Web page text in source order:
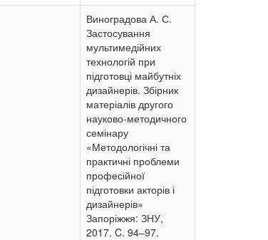
Виноградова А. С.
Застосування
мультимедійних
технологій при
підготовці майбутніх
дизайнерів. Збірник
матеріалів другого
науково-методичного
семінару
«Методологічні та
практичні проблеми
професійної
підготовки акторів і
дизайнерів»
Запоріжжя: ЗНУ,
2017. C. 94–97.